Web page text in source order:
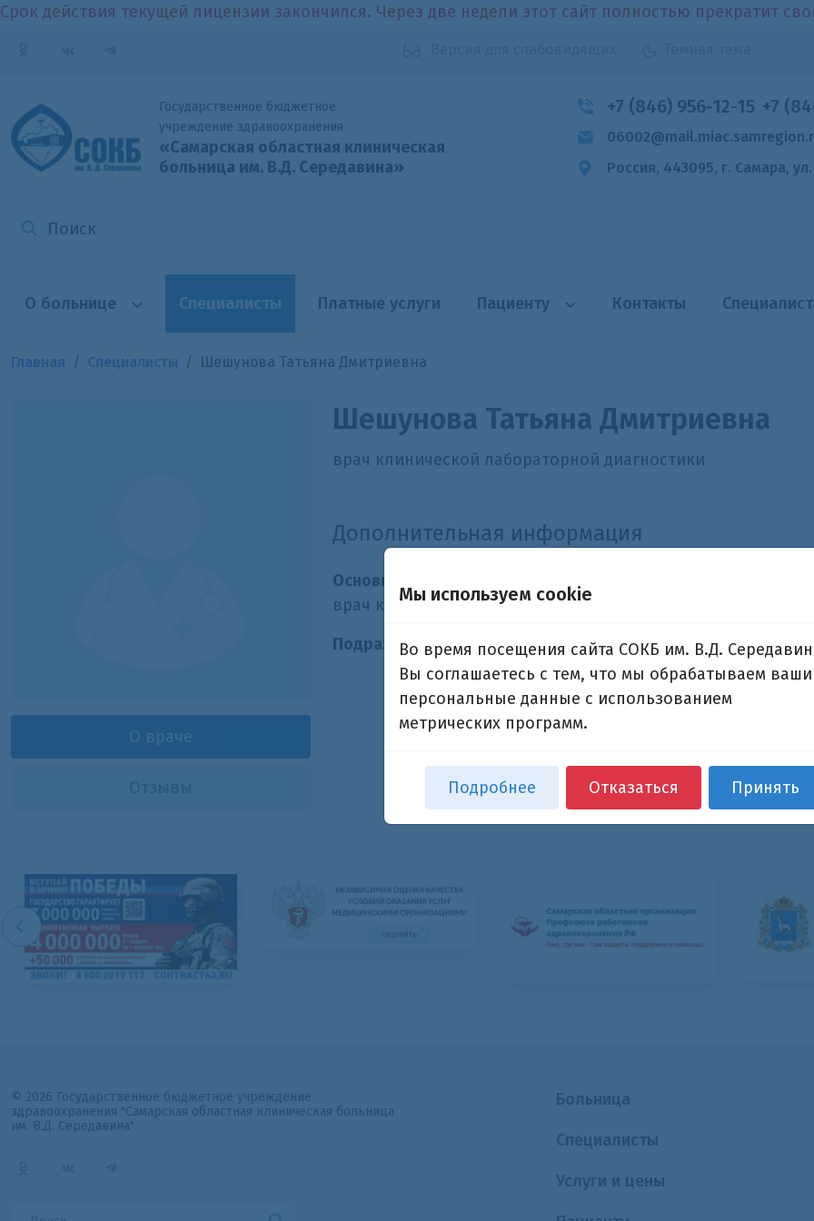
Срок действия текущей лицензии закончился. Через две недели этот сайт полностью прекратит
Государственное бюджетное
учреждение здравоохранения
«Самарская областная клиническая
больница им. В.Д. Середавина»
+7 (846) 956-12-15 +7
Россия, 443095, г. Самара,
О больнице Специалисты Платные услуги Пациенту Контакты
Шешунова Татьяна Дмитриевна
О враче
Отзывы
Шешунова Татьяна Дмитриевна
врач клинической лабораторной диагностики
Дополнительная информация
Основная специализация:
врач клинической лабораторной диагностики
Подразделения: Отделение лабораторной диагностики
© 2026 Государственное бюджетное учреждение
здравоохранения "Самарская областная клиническая больница
им. В.Д. Середавина"
Больница
Специалисты
Услуги и цены
Мы используем cookie
Во время посещения сайта СОКБ им. В.Д.
Вы соглашаетесь с тем, что мы обрабатываем ваши
персональные данные с использованием
метрических программ.
Подробнее Отказаться Принять